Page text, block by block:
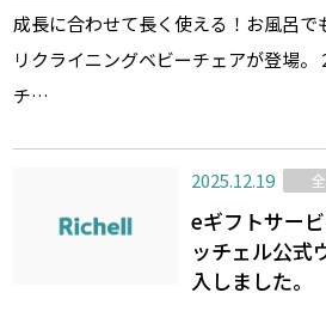
成長に合わせて長く使える！お風呂で
リクライニングベビーチェアが登場。
チ…
2025.12.19
eギフトサー
ッチェル公式
入しました。